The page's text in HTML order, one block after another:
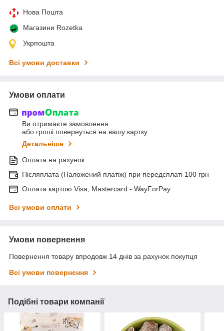
Нова Пошта
Магазини Rozetka
Укрпошта
Всі умови доставки
Умови оплати
Ви отримаєте замовлення
або гроші повернуться на вашу картку
Детальніше
Оплата на рахунок
Післяплата (Наложений платіж) при передсплаті 100 грн
Оплата картою Visa, Mastercard - WayForPay
Всі умови оплати
Умови повернення
Повернення товару впродовж 14 днів за рахунок покупця
Всі умови повернення
Подібні товари компанії